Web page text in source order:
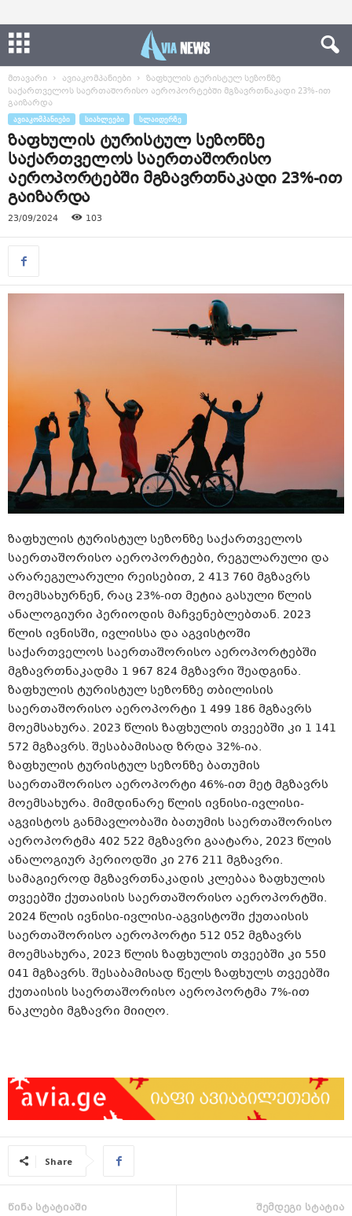
მთავარი ავიაკომპანიები
ზაფხულის ტურისტულ სეზონზე
საქართველოს საერთაშორისო აეროპორტებში მგზავრთნაკადი 23%-ით
გაიზარდა
ᲐᲕᲘᲐᲙᲝᲛᲞᲐᲜᲘᲔᲑᲘ ᲡᲘᲐᲮᲚᲔᲔᲑᲘ ᲡᲚᲐᲘᲓᲔᲠᲖᲔ
ზაფხულის ტურისტულ სეზონზე
საქართველოს საერთაშორისო
აეროპორტებში მგზავრთნაკადი 23%-ით
გაიზარდა
23/09/2024 103
ზაფხულის ტურისტულ სეზონზე საქართველოს
საერთაშორისო აეროპორტები, რეგულარული და
არარეგულარული რეისებით, 2 413 760 მგზავრს
მოემსახურნენ, რაც 23%-ით მეტია გასული წლის
ანალოგიური პერიოდის მაჩვენებლებთან. 2023
წლის ივნისში, ივლისსა და აგვისტოში
საქართველოს საერთაშორისო აეროპორტებში
მგზავრთნაკადმა 1 967 824 მგზავრი შეადგინა.
ზაფხულის ტურისტულ სეზონზე თბილისის
საერთაშორისო აეროპორტი 1 499 186 მგზავრს
მოემსახურა. 2023 წლის ზაფხულის თვეებში კი 1 141
572 მგზავრს. შესაბამისად ზრდა 32%-ია.
ზაფხულის ტურისტულ სეზონზე ბათუმის
საერთაშორისო აეროპორტი 46%-ით მეტ მგზავრს
მოემსახურა. მიმდინარე წლის ივნისი-ივლისი-
აგვისტოს განმავლობაში ბათუმის საერთაშორისო
აეროპორტმა 402 522 მგზავრი გაატარა, 2023 წლის
ანალოგიურ პერიოდში კი 276 211 მგზავრი.
სამაგიეროდ მგზავრთნაკადის კლებაა ზაფხულის
თვეებში ქუთაისის საერთაშორისო აეროპორტში.
2024 წლის ივნისი-ივლისი-აგვისტოში ქუთაისის
საერთაშორისო აეროპორტი 512 052 მგზავრს
მოემსახურა, 2023 წლის ზაფხულის თვეებში კი 550
041 მგზავრს. შესაბამისად წელს ზაფხულს თვეებში
ქუთაისის საერთაშორისო აეროპორტმა 7%-ით
ნაკლები მგზავრი მიიღო.
Share
წინა სტატიაში შემდეგი სტატია